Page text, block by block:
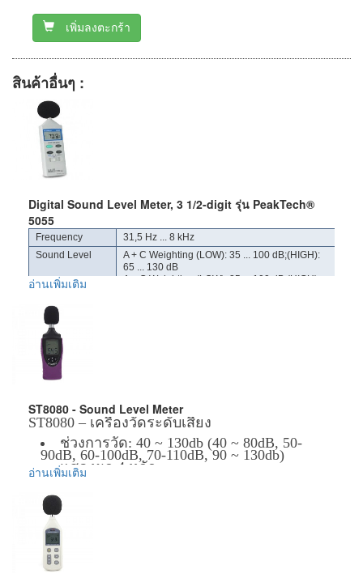
เพิ่มลงตะกร้า
สินค้าอื่นๆ :
Digital Sound Level Meter, 3 1/2-digit รุ่น PeakTech®
5055
Frequency
31,5 Hz ... 8 kHz
Sound Level
A + C Weighting (LOW): 35 ... 100 dB;(HIGH):
65 ... 130 dB
A + C Weighting (LOW): 35 ... 100 dB;(HIGH):
Operation
voltage
Dimensions
(WxHxD)
ข้อมูลเพิ่มเติม :
ราคาสินค้ารวม VAT แล้ว
จัดส่งฟรีโดย EMS
รับประกันสินค้า 1-2 ปี
อ่านเพิ่มเติม
ST8080 - Sound Level Meter
ST8080 – เครื่องวัดระดับเสียง
ช่วงการวัด: 40 ~ 130db (40 ~ 80dB, 50-
90dB, 60-100dB, 70-110dB, 90 ~ 130db)
แสดงผล 4 หลัก
ความละเอียด: 0.1 dB
Frequency range: 31.5Hz~4kHz
Measuring range: 40~130db (40~80dB, 50-
90dB, 60-100dB, 70-110dB,90~130db)
Frequency weighting: A Type
Digital display: 4 digital
อ่านเพิ่มเติม